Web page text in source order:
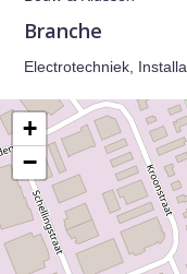
Branche
Electrotechniek,
+
−